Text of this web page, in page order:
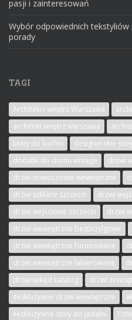
pasji i zainteresowań
Wybór odpowiednich
porady
TAGI
Architekci wnętrz Warszawa
architekt wnętrz warszawa
blaty do kuchni
designerskie
dodatki do domu vintage
drzwi
drzwi nowoczesne wewnętrzne
drzwi szklane szczecin
drzwi
drzwi wejściowe szczecin
drzwi
drzwi wewnętrzne bezprzylgowe
drzwi wewnętrzne fornirowane
drzwi wewnętrzne lakierowane
drzwi wikęd katalog
drzwi
ekskluzywne drzwi wewnętrzne
ekskluzywne stoły do jadalni